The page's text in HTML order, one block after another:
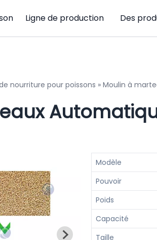
Ligne de production Des
nourriture pour poissons » Moulin à
Modèle
Pouvoir
Poids
Capacité
Taille